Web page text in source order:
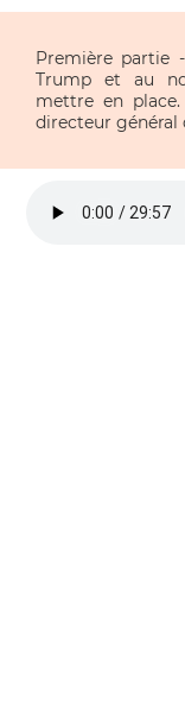
Première partie
Trump et au
mettre en
directeur général